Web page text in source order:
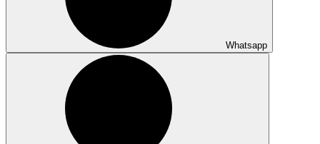
Whatsapp